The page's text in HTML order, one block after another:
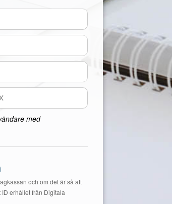
med
och om det är så att
erhållet från Digitala